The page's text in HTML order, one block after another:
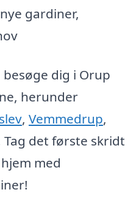
gardiner,
dig i Orup
herunder
, Vemmedrup,
Tag det første skridt
med